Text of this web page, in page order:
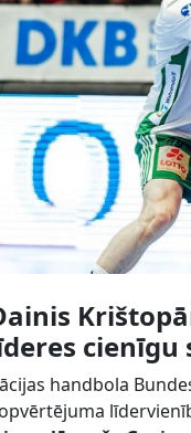
cienīgu
handbola